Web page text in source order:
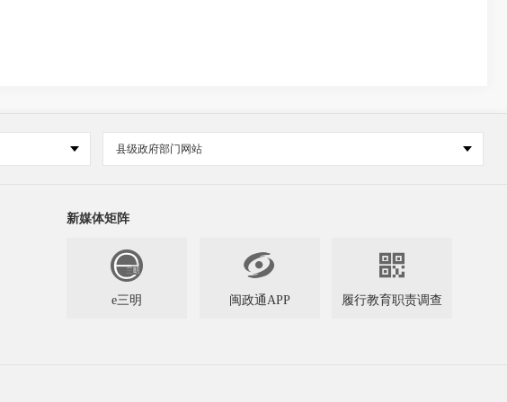
县级政府部门网站
新媒体矩阵
e三明

闽政通APP

履行教育职责调查